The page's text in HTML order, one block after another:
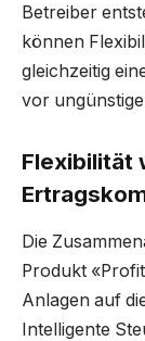
Betreiber
können
gleichzeitig
vor
Flexibilität
Die
Produkt
Anlagen auf
Intelligente